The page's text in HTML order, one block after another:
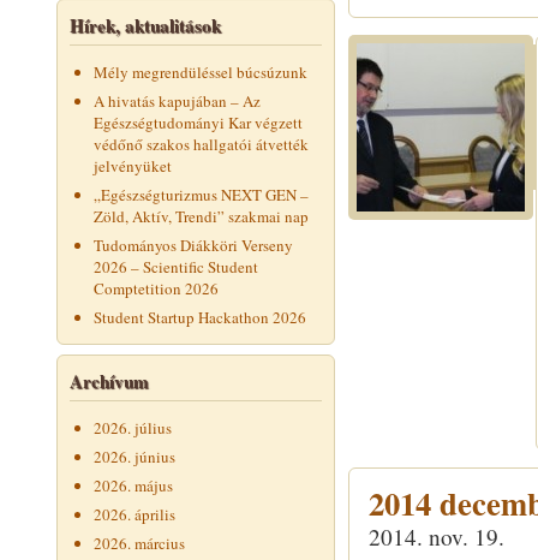
Hírek, aktualitások
Mély megrendüléssel búcsúzunk
A hivatás kapujában – Az
Egészségtudományi Kar végzett
védőnő szakos hallgatói átvették
jelvényüket
„Egészségturizmus NEXT GEN –
Zöld, Aktív, Trendi” szakmai nap
Tudományos Diákköri Verseny
2026 – Scientific Student
Comptetition 2026
Student Startup Hackathon 2026
Archívum
2026. július
2026. június
2026. május
2026. április
2026. március
2014
2014. nov. 19.